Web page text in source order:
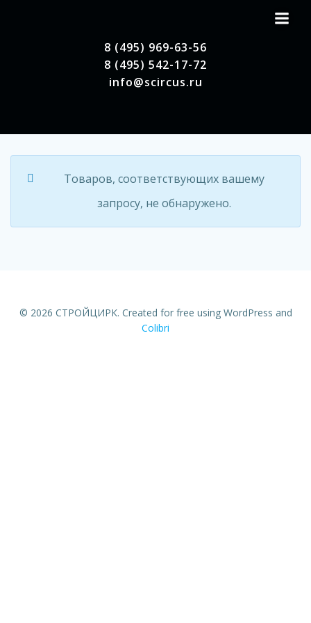
8 (495) 969-63-56
8 (495) 542-17-72
info@scircus.ru
Товаров, соответствующих вашему
запросу, не обнаружено.
© 2026 СТРОЙЦИРК. Created for free using WordPress and
Colibri